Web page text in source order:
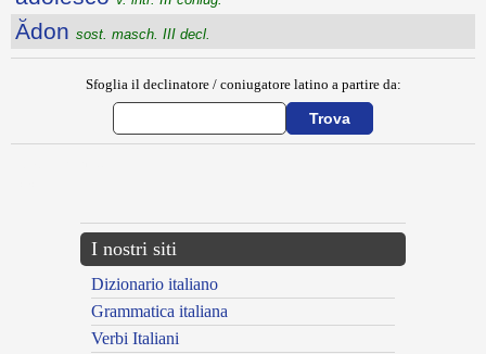
Ădon sost. masch. III decl.
Sfoglia il declinatore / coniugatore latino a partire da:
I nostri siti
Dizionario italiano
Grammatica italiana
Verbi Italiani